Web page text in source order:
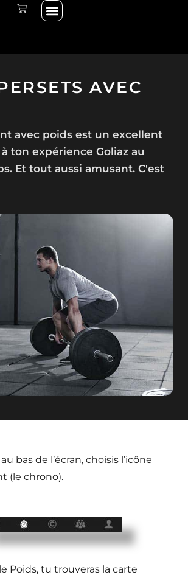
Menu
PANIER
AVEC
avec poids est un excellent
ton expérience Goliaz au
Et tout aussi amusant. C'est
bas de l’écran, choisis l’icône
(le chrono).
Poids, tu trouveras la carte